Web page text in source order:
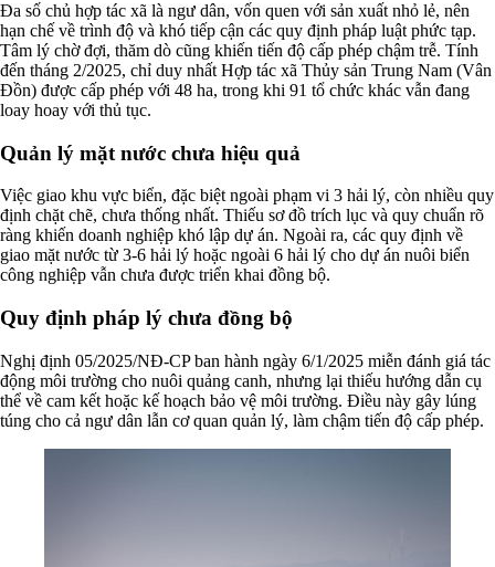
Đa số chủ hợp tác xã là ngư dân, vốn quen với sản xuất nhỏ lẻ, nên
hạn chế về trình độ và khó tiếp cận các quy định pháp luật phức tạp.
Tâm lý chờ đợi, thăm dò cũng khiến tiến độ cấp phép chậm trễ. Tính
đến tháng 2/2025, chỉ duy nhất Hợp tác xã Thủy sản Trung Nam (Vân
Đồn) được cấp phép với 48 ha, trong khi 91 tổ chức khác vẫn đang
loay hoay với thủ tục.
Quản lý mặt nước chưa hiệu quả
Việc giao khu vực biển, đặc biệt ngoài phạm vi 3 hải lý, còn nhiều quy
định chặt chẽ, chưa thống nhất. Thiếu sơ đồ trích lục và quy chuẩn rõ
ràng khiến doanh nghiệp khó lập dự án. Ngoài ra, các quy định về
giao mặt nước từ 3-6 hải lý hoặc ngoài 6 hải lý cho dự án nuôi biển
công nghiệp vẫn chưa được triển khai đồng bộ.
Quy định pháp lý chưa đồng bộ
Nghị định 05/2025/NĐ-CP ban hành ngày 6/1/2025 miễn đánh giá tác
động môi trường cho nuôi quảng canh, nhưng lại thiếu hướng dẫn cụ
thể về cam kết hoặc kế hoạch bảo vệ môi trường. Điều này gây lúng
túng cho cả ngư dân lẫn cơ quan quản lý, làm chậm tiến độ cấp phép.